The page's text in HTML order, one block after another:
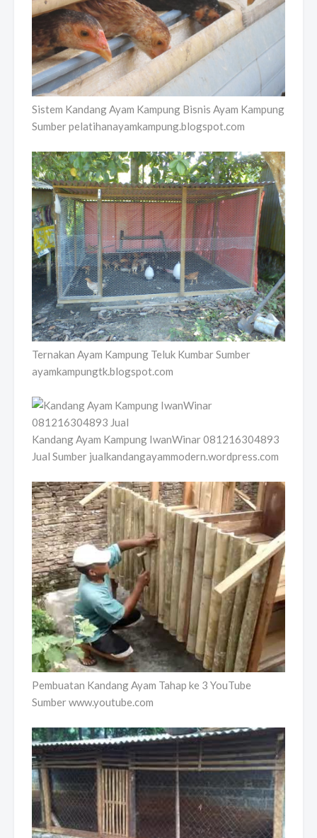
Sistem Kandang Ayam Kampung Bisnis Ayam Kampung
Sumber pelatihanayamkampung.blogspot.com
Ternakan Ayam Kampung Teluk Kumbar Sumber
ayamkampungtk.blogspot.com
Kandang Ayam Kampung IwanWinar 081216304893
Jual Sumber jualkandangayammodern.wordpress.com
Pembuatan Kandang Ayam Tahap ke 3 YouTube
Sumber www.youtube.com